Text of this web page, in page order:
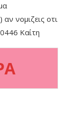
νομιζεις οτι
Καίτη